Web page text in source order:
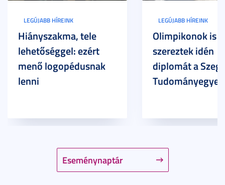
Eseménynaptár
LEGÚJABB HÍREINK
Hiányszakma, tele
lehetőséggel: ezért
menő logopédusnak
lenni
LEGÚJABB HÍREINK
Olimpikonok is
szereztek idén
diplomát a